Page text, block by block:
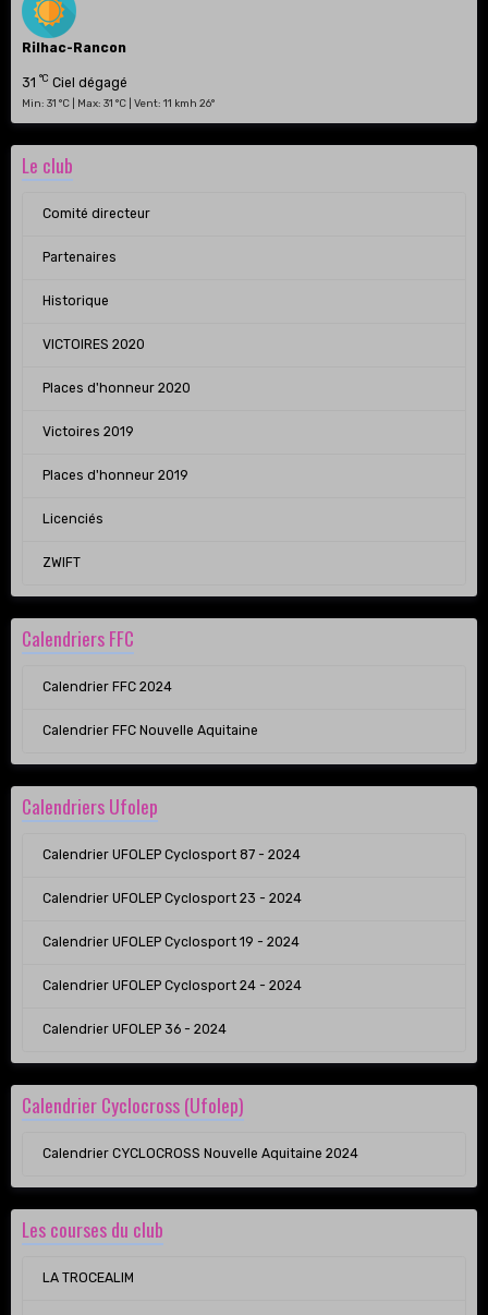
Rilhac-Rancon
31 °C Ciel dégagé
Min: 31 °C | Max: 31 °C | Vent: 11 kmh 26°
Le club
Comité directeur
Partenaires
Historique
VICTOIRES 2020
Places d'honneur 2020
Victoires 2019
Places d'honneur 2019
Licenciés
ZWIFT
Calendriers FFC
Calendrier FFC 2024
Calendrier FFC Nouvelle Aquitaine
Calendriers Ufolep
Calendrier UFOLEP Cyclosport 87 - 2024
Calendrier UFOLEP Cyclosport 23 - 2024
Calendrier UFOLEP Cyclosport 19 - 2024
Calendrier UFOLEP Cyclosport 24 - 2024
Calendrier UFOLEP 36 - 2024
Calendrier Cyclocross (Ufolep)
Calendrier CYCLOCROSS Nouvelle Aquitaine 2024
Les courses du club
LA TROCEALIM